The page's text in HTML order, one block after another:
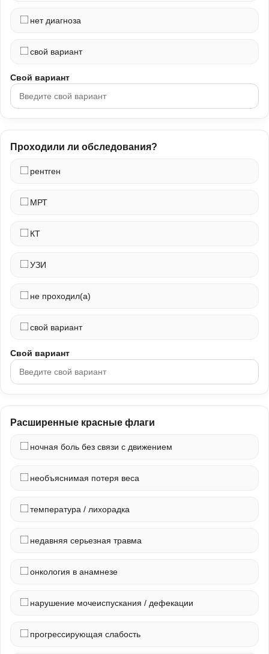
нет диагноза
свой вариант
Свой вариант
Проходили ли обследования?
рентген
МРТ
КТ
УЗИ
не проходил(а)
свой вариант
Свой вариант
Расширенные красные флаги
ночная боль без связи с движением
необъяснимая потеря веса
температура / лихорадка
недавняя серьезная травма
онкология в анамнезе
нарушение мочеиспускания / дефекации
прогрессирующая слабость